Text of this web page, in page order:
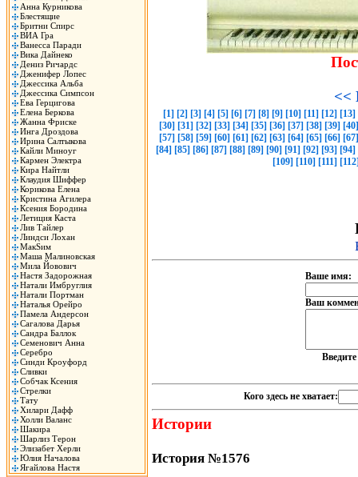
Анна Курникова
Блестящие
Бритни Спирс
ВИА Гра
Ванесса Паради
Вика Дайнеко
Дениз Ричардс
Дженифер Лопес
Джессика Альба
Джессика Симпсон
Ева Герцигова
Елена Беркова
Жанна Фриске
Инга Дроздова
Ирина Салтыкова
Кайли Миноуг
Кармен Электра
Кира Найтли
Клаудия Шиффер
Корикова Елена
Кристина Агилера
Ксения Бородина
Летиция Каста
Лив Тайлер
Линдси Лохан
МакSим
Маша Малиновская
Мила Йовович
Настя Задорожная
Натали Имбруглия
Натали Портман
Наталья Орейро
Памела Андерсон
Сагалова Дарья
Сандра Баллок
Семенович Анна
Серебро
Синди Кроуфорд
Сливки
Собчак Ксения
Стрелки
Тату
Хилари Дафф
Холли Валанс
Шакира
Шарлиз Терон
Элизабет Херли
Юлия Началова
Ягайлова Настя
<<
[1] [2] [3] [4] [5] [6] [7] [8] [9] [10] [11] [12] [13]
[30] [31] [32] [33] [34] [35] [36] [37] [38] [39] [40]
[57] [58] [59] [60] [61] [62] [63] [64] [65] [66] [67]
[84] [85] [86] [87] [88] [89] [90] [91] [92] [93] [94]
[109] [110] [111]
Ваше имя:
Ваш
Кого здесь не хватает:
Истории
История №1576